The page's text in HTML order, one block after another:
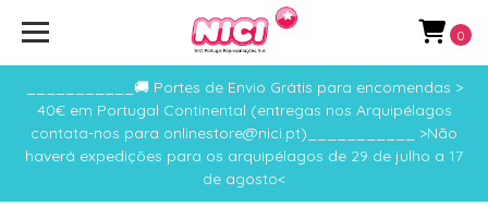
___________🚚 Portes de Envio Grátis para encomendas >
40€ em Portugal Continental (entregas nos Arquipélagos
contata-nos para onlinestore@nici.pt)___________ >Não
haverá expedições para os arquipélagos de 29 de julho a 17
de agosto<
0